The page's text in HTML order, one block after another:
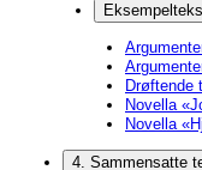
Drøftende
Novella
Novella
4. Sammensatte